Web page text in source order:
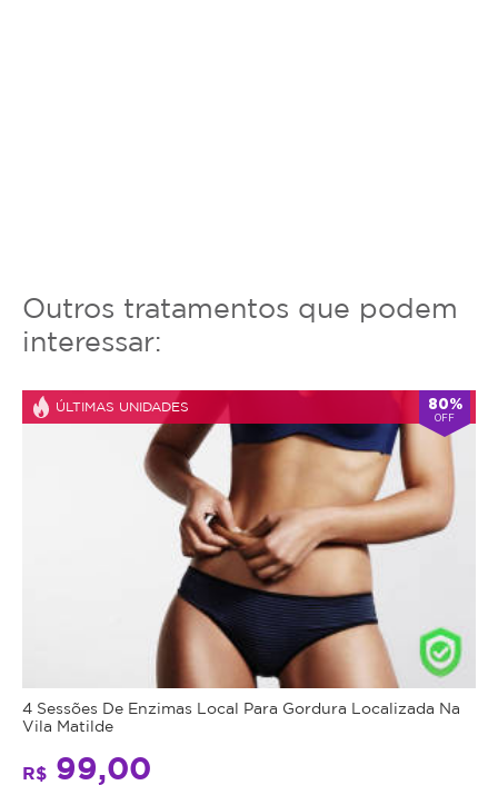
Outros tratamentos que podem
interessar:
ÚLTIMAS UNIDADES 80%
OFF
4 Sessões De Enzimas Local Para Gordura Localizada Na
Vila Matilde
R$ 99,00